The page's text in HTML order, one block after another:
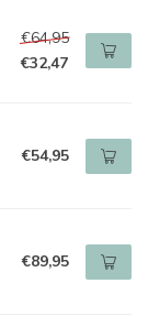
€64,95
€32,47
€54,95
€89,95